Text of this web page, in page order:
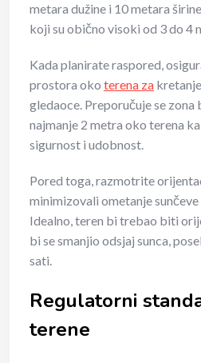
metara dužine i 10 metara
koji su obično visoki od 3 do 4
Kada planirate raspored,
prostora oko terena za
gledaoce. Preporučuje se
najmanje 2 metra oko terena
sigurnost i udobnost.
Pored toga, razmotrite
minimizovali ometanje
Idealno, teren bi trebao biti
bi se smanjio odsjaj sunca,
sati.
Regulatorni
terene